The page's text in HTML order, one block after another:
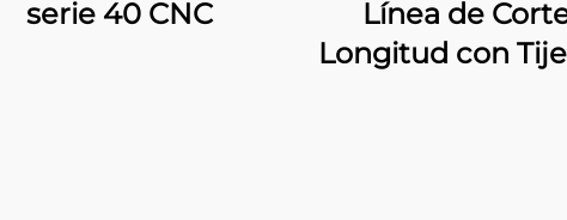
serie 40 CNC
Línea de
Longitud con